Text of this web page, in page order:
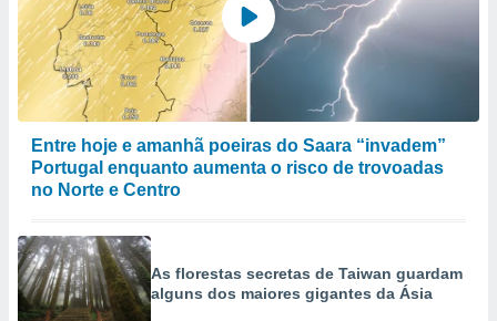
Entre hoje e amanhã poeiras do Saara “invadem”
Portugal enquanto aumenta o risco de trovoadas
no Norte e Centro
As florestas secretas de Taiwan guardam
alguns dos maiores gigantes da Ásia